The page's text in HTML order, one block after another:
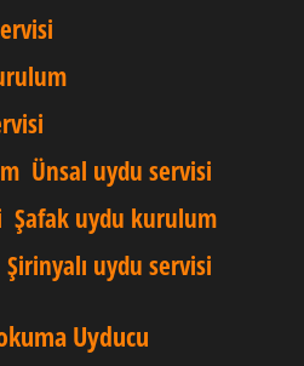
Ünsal uydu servisi
Şafak uydu kurulum
Şirinyalı uydu servisi
Uyducu